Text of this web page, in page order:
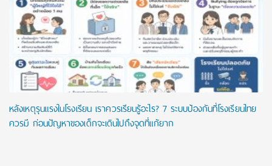
หลังเหตุรุนแรงในโรงเรียน เราควรเรียนรู้อะไร? 7 ระบบป้องกันที่โรงเรียนไทย
ควรมี ก่อนปัญหาของเด็กจะเดินไปถึงจุดที่แก้ยาก